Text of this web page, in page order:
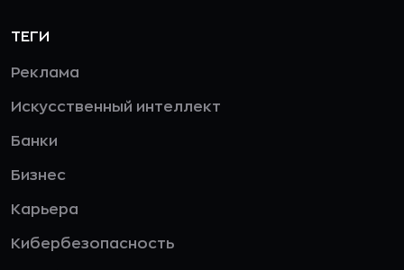
ТЕГИ
Реклама
Искусственный интеллект
Банки
Бизнес
Карьера
Кибербезопасность